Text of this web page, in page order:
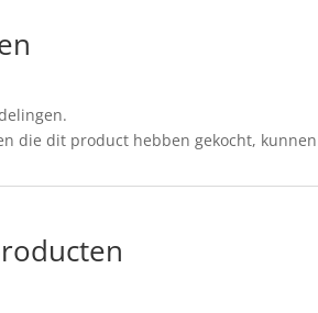
die dit product hebben gekocht,